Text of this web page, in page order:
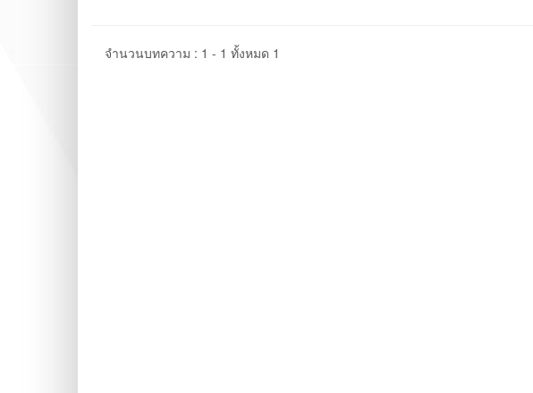
จำนวนบทความ : 1 - 1 ทั้งหมด 1